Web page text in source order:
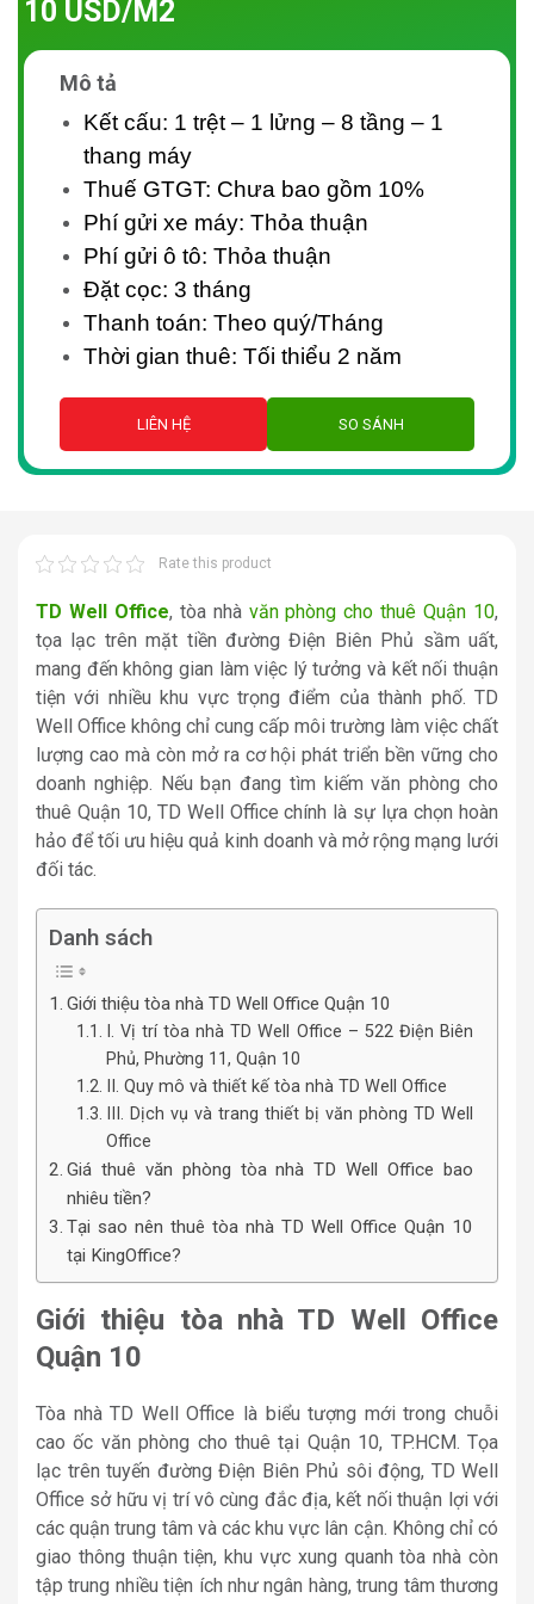
10 USD/M2
Mô tả
Kết cấu: 1 trệt – 1 lửng – 8 tầng – 1
thang máy
Thuế GTGT: Chưa bao gồm 10%
Phí gửi xe máy: Thỏa thuận
Phí gửi ô tô: Thỏa thuận
Đặt cọc: 3 tháng
Thanh toán: Theo quý/Tháng
Thời gian thuê: Tối thiểu 2 năm
LIÊN HỆ SO SÁNH
Rate this product
TD Well Office, tòa nhà văn phòng cho thuê Quận 10,
tọa lạc trên mặt tiền đường Điện Biên Phủ sầm uất,
mang đến không gian làm việc lý tưởng và kết nối thuận
tiện với nhiều khu vực trọng điểm của thành phố. TD
Well Office không chỉ cung cấp môi trường làm việc chất
lượng cao mà còn mở ra cơ hội phát triển bền vững cho
doanh nghiệp. Nếu bạn đang tìm kiếm văn phòng cho
thuê Quận 10, TD Well Office chính là sự lựa chọn hoàn
hảo để tối ưu hiệu quả kinh doanh và mở rộng mạng lưới
đối tác.
Danh sách
Giới thiệu tòa nhà TD Well Office Quận 10
I. Vị trí tòa nhà TD Well Office – 522 Điện Biên
Phủ, Phường 11, Quận 10
II. Quy mô và thiết kế tòa nhà TD Well Office
III. Dịch vụ và trang thiết bị văn phòng TD Well
Office
Giá thuê văn phòng tòa nhà TD Well Office bao
nhiêu tiền?
Tại sao nên thuê tòa nhà TD Well Office Quận 10
tại KingOffice?
Giới thiệu tòa nhà TD Well Office
Quận 10
Tòa nhà TD Well Office là biểu tượng mới trong chuỗi
cao ốc văn phòng cho thuê tại Quận 10, TP.HCM. Tọa
lạc trên tuyến đường Điện Biên Phủ sôi động, TD Well
Office sở hữu vị trí vô cùng đắc địa, kết nối thuận lợi với
các quận trung tâm và các khu vực lân cận. Không chỉ có
giao thông thuận tiện, khu vực xung quanh tòa nhà còn
tập trung nhiều tiện ích như ngân hàng, trung tâm thương